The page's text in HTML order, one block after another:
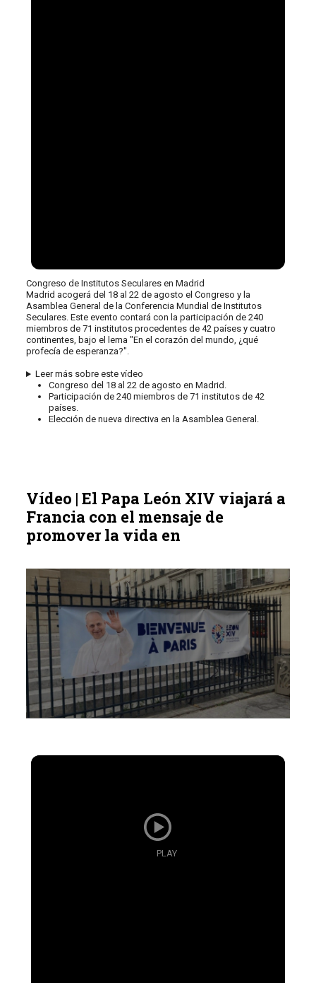
Congreso de Institutos Seculares en Madrid
Madrid acogerá del 18 al 22 de agosto el Congreso y la
Asamblea General de la Conferencia Mundial de Institutos
Seculares. Este evento contará con la participación de 240
miembros de 71 institutos procedentes de 42 países y cuatro
continentes, bajo el lema "En el corazón del mundo, ¿qué
profecía de esperanza?".
Leer más sobre este vídeo
Congreso del 18 al 22 de agosto en Madrid.
Participación de 240 miembros de 71 institutos de 42
países.
Elección de nueva directiva en la Asamblea General.
Vídeo | El Papa León XIV viajará a
Francia con el mensaje de
promover la vida en